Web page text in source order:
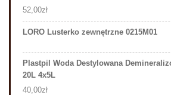
52,00zł
LORO Lusterko zewnętrzne 0215M01
Plastpil Woda Destylowana
20L 4x5L
40,00zł